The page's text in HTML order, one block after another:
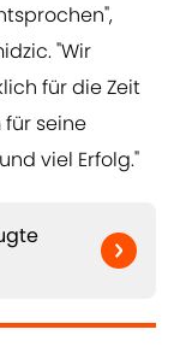
"Wir
für die Zeit
seine
viel Erfolg."